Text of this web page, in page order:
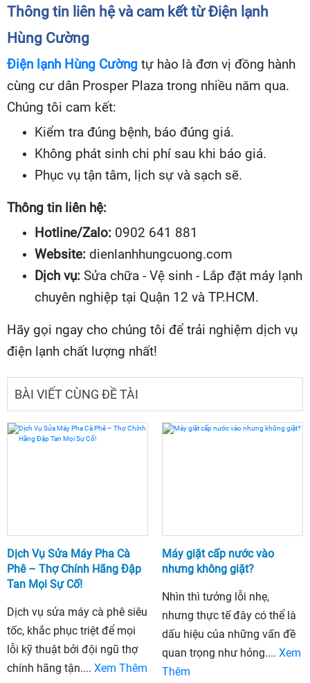
Thông tin liên hệ và cam kết từ Điện lạnh
Hùng Cường
Điện lạnh Hùng Cường tự hào là đơn vị đồng hành
cùng cư dân Prosper Plaza trong nhiều năm qua.
Chúng tôi cam kết:
Kiểm tra đúng bệnh, báo đúng giá.
Không phát sinh chi phí sau khi báo giá.
Phục vụ tận tâm, lịch sự và sạch sẽ.
Thông tin liên hệ:
Hotline/Zalo: 0902 641 881
Website: dienlanhhungcuong.com
Dịch vụ: Sửa chữa - Vệ sinh - Lắp đặt máy lạnh
chuyên nghiệp tại Quận 12 và TP.HCM.
Hãy gọi ngay cho chúng tôi để trải nghiệm dịch vụ
điện lạnh chất lượng nhất!
BÀI VIẾT CÙNG ĐỀ TÀI
Dịch Vụ Sửa Máy Pha Cà
Phê – Thợ Chính Hãng Đập
Tan Mọi Sự Cố!
Dịch vụ sửa máy cà phê siêu
tốc, khắc phục triệt để mọi
lỗi kỹ thuật bởi đội ngũ thợ
chính hãng tận.... Xem Thêm
Máy giặt cấp nước vào
nhưng không giặt?
Nhìn thì tưởng lỗi nhẹ,
nhưng thực tế đây có thể là
dấu hiệu của những vấn đề
quan trọng như hỏng.... Xem
Thêm